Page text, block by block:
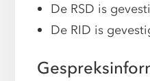
De RSD is
De RID is